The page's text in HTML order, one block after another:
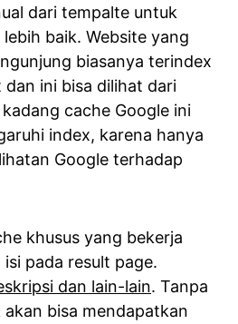
dari tempalte untuk
baik. Website yang
biasanya terindex
ini bisa dilihat dari
cache Google ini
index, karena hanya
Google terhadap
khusus yang bekerja
pada result page.
dan lain-lain. Tanpa
bisa mendapatkan